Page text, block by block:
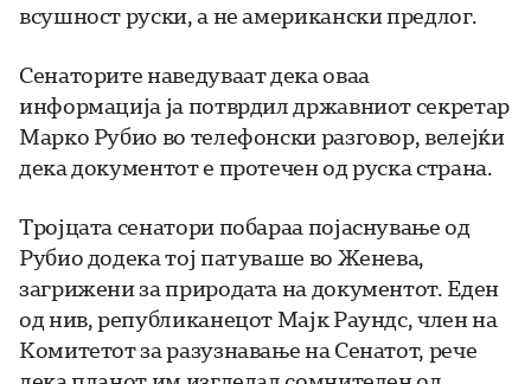
всушност руски, а не американски предлог.
Сенаторите наведуваат дека оваа
информација ја потврдил државниот секретар
Марко Рубио во телефонски разговор, велејќи
дека документот е протечен од руска страна.
Тројцата сенатори побараа појаснување од
Рубио додека тој патуваше во Женева,
загрижени за природата на документот. Еден
од нив, републиканецот Мајк Раундс, член на
Комитетот за разузнавање на Сенатот, рече